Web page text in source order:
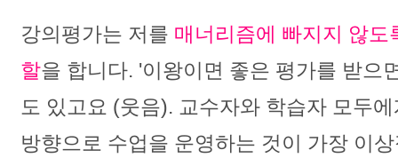
강의평가는 저를 매너리즘에 빠지지 않도
할을 합니다. '이왕이면 좋은 평가를 받으
도 있고요 (웃음). 교수자와 학습자 모두
방향으로 수업을 운영하는 것이 가장 이